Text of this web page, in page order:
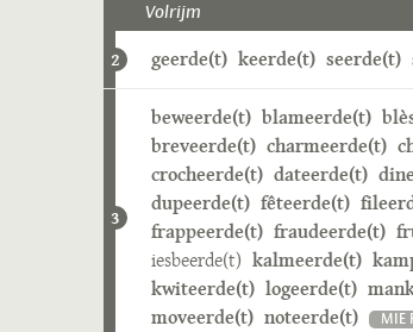
Volrijm
2 geerde(t) keerde(t) seerde(t)
3
beweerde(t) blameerde(t)
breveerde(t) charmeerde(t)
crocheerde(t) dateerde(t)
dupeerde(t) fêteerde(t)
frappeerde(t) fraudeerde(t)
iesbeerde(t) kalmeerde(t)
kwiteerde(t) logeerde(t)
moveerde(t) noteerde(t) MIE